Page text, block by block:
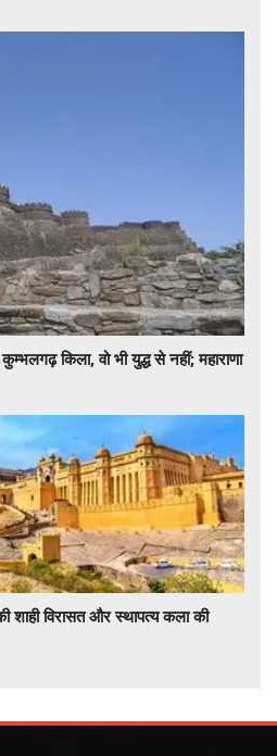
किला, वो भी युद्ध से नहीं; महाराणा
विरासत और स्थापत्य कला की